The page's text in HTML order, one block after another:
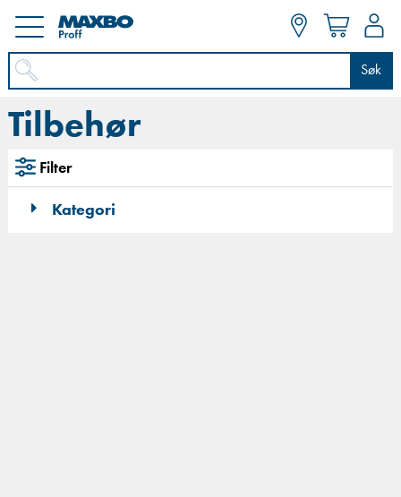
Søk
Tilbehør
Filter
Kategori